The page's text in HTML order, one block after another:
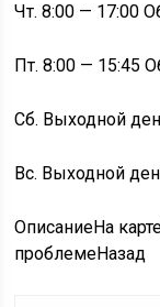
Чт. 8:00 — 17:00
Пт. 8:00 — 15:45
Сб. Выходной
Вс. Выходной
ОписаниеНа
проблемеНазад